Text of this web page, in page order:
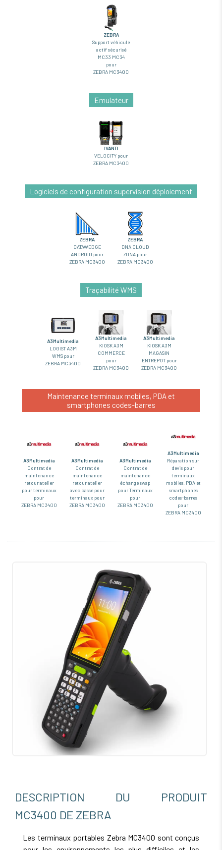
ZEBRA
Support véhicule
actif sécurisé
MC33 MC34
pour
ZEBRA MC3400
Emulateur
IVANTI
VELOCITY pour
ZEBRA MC3400
Logiciels de configuration supervision déploiement
ZEBRA
DATAWEDGE
ANDROID pour
ZEBRA MC3400
ZEBRA
DNA CLOUD
ZDNA pour
ZEBRA MC3400
Traçabilité WMS
A3Multimedia
LOGIST A3M
WMS pour
ZEBRA MC3400
A3Multimedia
KIOSK A3M
COMMERCE
pour
ZEBRA MC3400
A3Multimedia
KIOSK A3M
MAGASIN
ENTREPOT pour
ZEBRA MC3400
Maintenance terminaux mobiles, PDA et
smartphones codes-barres
A3Multimedia
Contrat de
maintenance
retour atelier
pour terminaux
pour
ZEBRA MC3400
A3Multimedia
Contrat de
maintenance
retour atelier
avec casse pour
terminaux pour
ZEBRA MC3400
A3Multimedia
Contrat de
maintenance
échange swap
pour Terminaux
pour
ZEBRA MC3400
A3Multimedia
Réparation sur
devis pour
terminaux
mobiles, PDA et
smartphones
codes-barres
pour
ZEBRA MC3400
DESCRIPTION DU PRODUIT
MC3400 DE ZEBRA
Les terminaux portables Zebra MC3400 sont conçus